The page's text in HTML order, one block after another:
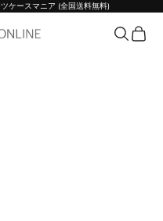
ケースマニア (全国送料無料)
専門通販サイト スーツケー
検索カート